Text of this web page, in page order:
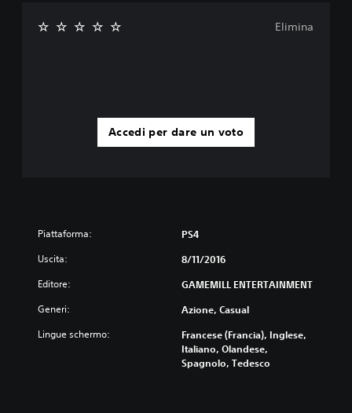
Accedi per dare un voto
Elimina
Piattaforma: PS4
Uscita: 8/11/2016
Editore: GAMEMILL ENTERTAINMENT
Generi: Azione, Casual
Lingue schermo:
Francese (Francia), Inglese,
Italiano, Olandese,
Spagnolo, Tedesco